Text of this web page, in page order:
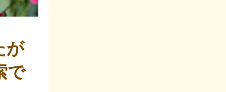
が
で